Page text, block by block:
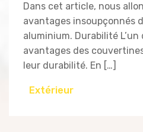
Dans cet article, nous
avantages insoupçonnés
aluminium. Durabilité
avantages des
leur durabilité. En […]
Extérieur